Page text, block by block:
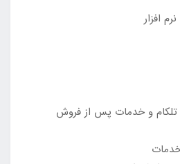
افزار
تلکام و خدمات پس از فروش